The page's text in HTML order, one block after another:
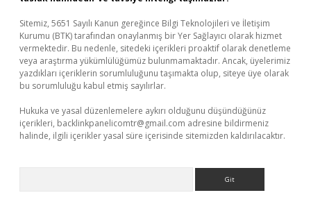
Sitemiz, 5651 Sayılı Kanun gereğince Bilgi Teknolojileri ve İletişim
Kurumu (BTK) tarafından onaylanmış bir Yer Sağlayıcı olarak hizmet
vermektedir. Bu nedenle, sitedeki içerikleri proaktif olarak denetleme
veya araştırma yükümlülüğümüz bulunmamaktadır. Ancak, üyelerimiz
yazdıkları içeriklerin sorumluluğunu taşımakta olup, siteye üye olarak
bu sorumluluğu kabul etmiş sayılırlar.
Hukuka ve yasal düzenlemelere aykırı olduğunu düşündüğünüz
içerikleri, backlinkpanelicomtr@gmail.com adresine bildirmeniz
halinde, ilgili içerikler yasal süre içerisinde sitemizden kaldırılacaktır.